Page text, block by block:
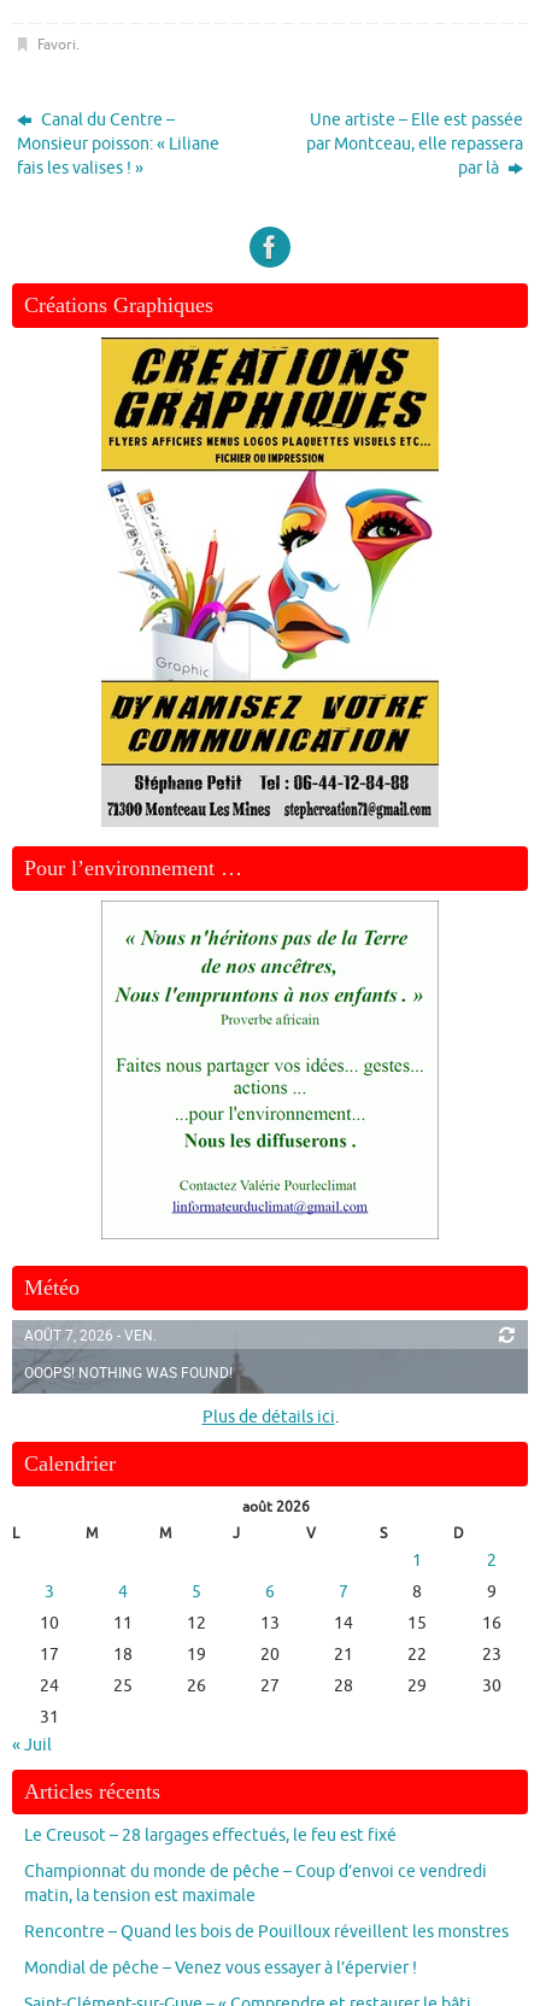
Favori.
Canal du Centre –
Monsieur poisson: « Liliane
fais les valises ! »
Une artiste – Elle est passée
par Montceau, elle repassera
par là
Créations Graphiques
Pour l’environnement …
Météo
AOÛT 7, 2026 - VEN.
OOOPS! NOTHING WAS FOUND!
Plus de détails ici.
Calendrier
août 2026
L
M M J V S D
1
2
3
4 5 6 7 8
9
10
11 12 13 14 15
16
17
18 19 20 21 22
23
24
25 26 27 28 29
30
31
« Juil
Articles récents
Le Creusot – 28 largages effectués, le feu est fixé
Championnat du monde de pêche – Coup d’envoi ce vendredi
matin, la tension est maximale
Rencontre – Quand les bois de Pouilloux réveillent les monstres
Mondial de pêche – Venez vous essayer à l’épervier !